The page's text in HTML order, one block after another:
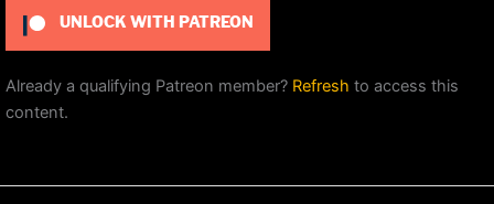
UNLOCK WITH PATREON
Already a qualifying Patreon member? Refresh to access this
content.